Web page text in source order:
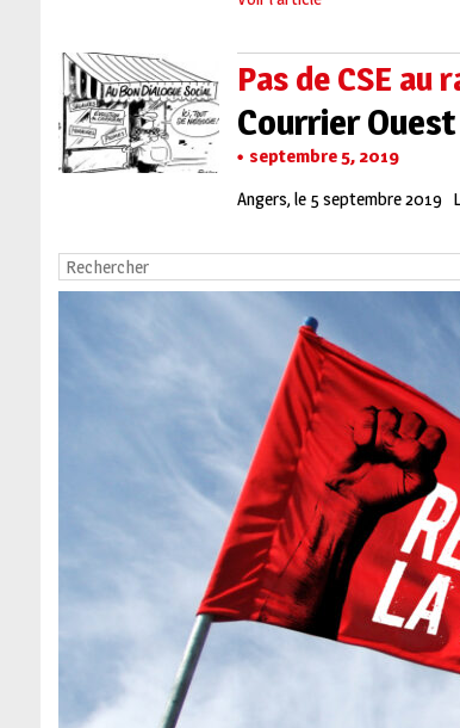
Pas de CSE au
Courrier Ouest
septembre 5, 2019
Angers, le 5 septembre 2019